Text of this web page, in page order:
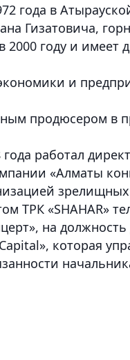
года в
Гизатовича,
году и имеет
и
продюсером в
работал
«Алматы
ТРК «SHAHAR»
на
которая